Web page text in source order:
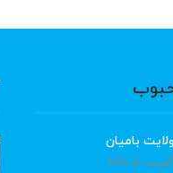
بامیان
6, 2026